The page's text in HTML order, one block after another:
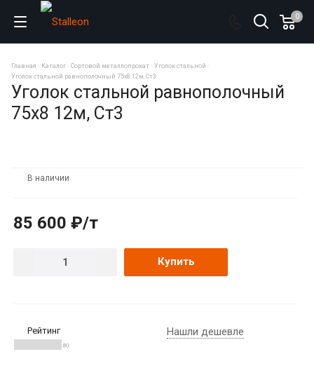
0
Главная Каталог Сортовой металлопрокат
Уголок стальной
Уголок стальной равнополочный 75х8 12м, Ст3
Уголок стальной равнополочный
75х8 12м, Ст3
В наличии
85 600 ₽/т
Купить
Рейтинг
(0)
Нашли дешевле